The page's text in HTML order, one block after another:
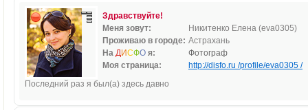
Здравствуйте!
Меня зовут:
Никитенко Елена (eva0305)
Проживаю в городе: Астрахань
На ДИСФО я:
Фотограф
Моя страница:
http://disfo.ru /profile/eva0305 /
Последний раз я был(а) здесь давно